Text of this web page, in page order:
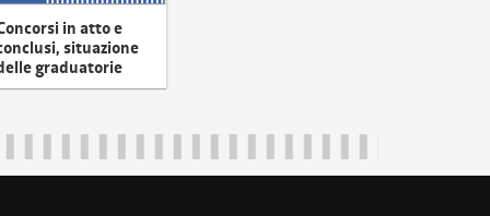
in atto e
situazione
graduatorie